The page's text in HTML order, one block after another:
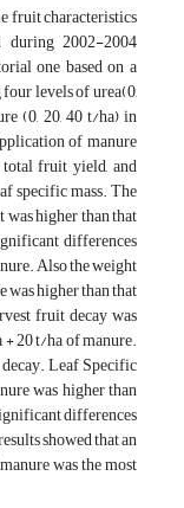
fruit characteristics
2002-2004
one based on a
levels of urea(0,
(0, 20, 40 t/ha) in
of manure
fruit yield, and
specific mass. The
higher than that
differences
Also the weight
higher than that
fruit decay was
20 t/ha of manure.
Leaf Specific
was higher than
differences
showed that an
was the most